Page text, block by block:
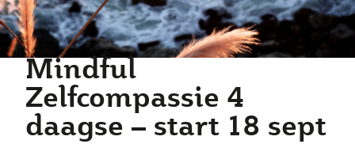
Mindful
Zelfcompassie 4
daagse – start 18 sept